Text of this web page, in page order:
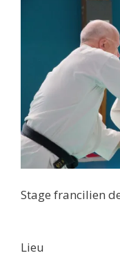
Stage francilien
Lieu